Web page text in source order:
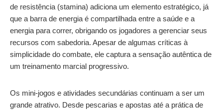
de resistência (stamina) adiciona um elemento estratégico, já
que a barra de energia é compartilhada entre a saúde e a
energia para correr, obrigando os jogadores a gerenciar seus
recursos com sabedoria. Apesar de algumas críticas à
simplicidade do combate, ele captura a sensação autêntica de
um treinamento marcial progressivo.
Os mini-jogos e atividades secundárias continuam a ser um
grande atrativo. Desde pescarias e apostas até a prática de